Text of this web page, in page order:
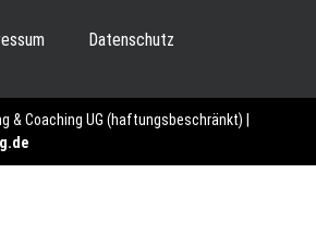
Datenschutz
& Coaching UG (haftungsbeschränkt) |